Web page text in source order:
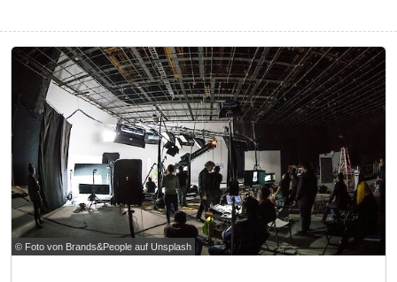
© Foto von Brands&People auf Unsplash